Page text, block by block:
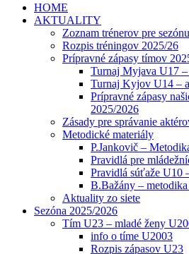
HOME
AKTUALITY
Zoznam trénerov pre
Rozpis tréningov 2025/26
Prípravné zápasy tímov
Turnaj Myjava U17 –
Turnaj Kyjov U14 –
Prípravné zápasy
2025/2026
Zásady pre správanie
Metodické materiály
P.Jankovič –
Pravidlá pre
Pravidlá súťaže U10
B.Bažány –
Aktuality zo siete
Sezóna 2025/2026
Tím U23 – mladé ženy
info o tíme U2003
Rozpis zápasov U23